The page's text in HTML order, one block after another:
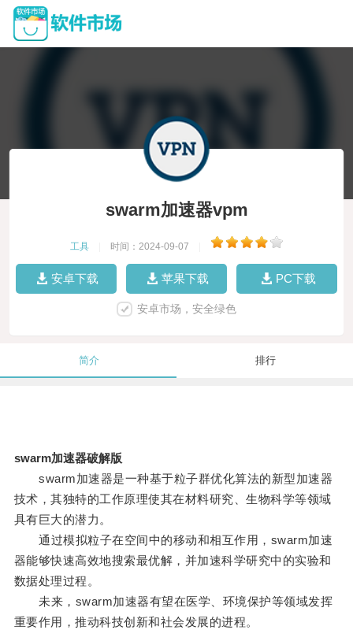
swarm加速器vpm
工具 时间：2024-09-07
安卓下载 苹果下载 PC下载
安卓市场，安全绿色
简介 排行
swarm加速器破解版
swarm加速器是一种基于粒子群优化算法的新型加速器
技术，其独特的工作原理使其在材料研究、生物科学等领域
具有巨大的潜力。
通过模拟粒子在空间中的移动和相互作用，swarm加速
器能够快速高效地搜索最优解，并加速科学研究中的实验和
数据处理过程。
未来，swarm加速器有望在医学、环境保护等领域发挥
重要作用，推动科技创新和社会发展的进程。